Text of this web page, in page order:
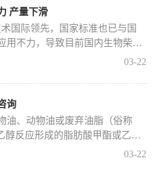
台、资源整合等，以更好地整合
业的持续健康发展。会议期间，
弃油脂收运行政许可的正规“地
境”)宣布正式成立，这是是国内
次整合。
产量下滑
国际领先，国家标准也已与国
用不力，导致目前国内生物柴油
中国作为世界第二大经济体，国
仅远不及欧美等国，与拉丁美洲
相当大的差距。”8月1日，中国
院教授级高级工程师蔺建民在北
物柴油分会成立大会上说。
03-22
询
油、动物油或废弃油脂（俗称
醇反应形成的脂肪酸甲酯或乙
油，具有十六烷值高、低硫、无
用柴油调和组分，是国际公认的
03-22